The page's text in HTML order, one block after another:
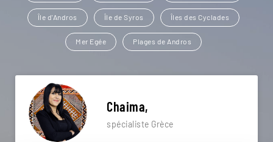
Île d'Andros Île de Syros Îles des Cyclades
Mer Egée Plages de Andros
Chaima,
spécialiste Grèce